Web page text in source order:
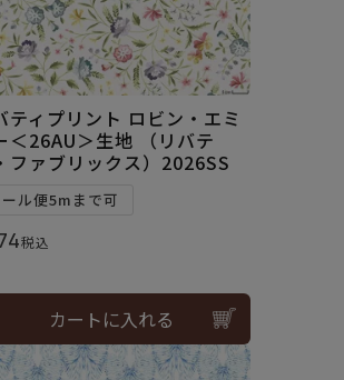
ティプリント ロビン・エミ
＜26AU＞生地 （リバテ
ファブリックス）2026SS
ール便5mまで可
税込
カートに入れる